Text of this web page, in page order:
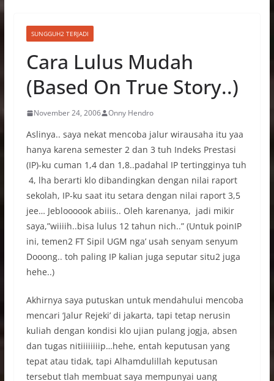
SUNGGUH2 TERJADI
Cara Lulus Mudah
(Based On True Story..)
November 24, 2006 Onny Hendro
Aslinya.. saya nekat mencoba jalur wirausaha itu yaa
hanya karena semester 2 dan 3 tuh Indeks Prestasi
(IP)-ku cuman 1,4 dan 1,8..padahal IP tertingginya tuh
4, lha berarti klo dibandingkan dengan nilai raport
sekolah, IP-ku saat itu setara dengan nilai raport 3,5
jee… Jebloooook abiiis.. Oleh karenanya, jadi mikir
saya,”wiiiih..bisa lulus 12 tahun nich..” (Untuk poinIP
ini, temen2 FT Sipil UGM nga’ usah senyam senyum
Dooong.. toh paling IP kalian juga seputar situ2 juga
hehe..)
Akhirnya saya putuskan untuk mendahului mencoba
mencari ‘Jalur Rejeki’ di jakarta, tapi tetap nerusin
kuliah dengan kondisi klo ujian pulang jogja, absen
dan tugas nitiiiiiiiip…hehe, entah keputusan yang
tepat atau tidak, tapi Alhamdulillah keputusan
tersebut tlah membuat saya mempunyai uang